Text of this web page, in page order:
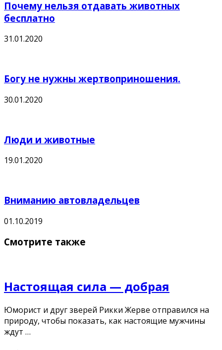
Почему нельзя отдавать животных
бесплатно
31.01.2020
Богу не нужны жертвоприношения.
30.01.2020
Люди и животные
19.01.2020
Вниманию автовладельцев
01.10.2019
Смотрите также
Настоящая сила — добрая
Юморист и друг зверей Рикки Жерве отправился на
природу, чтобы показать, как настоящие мужчины
ждут …